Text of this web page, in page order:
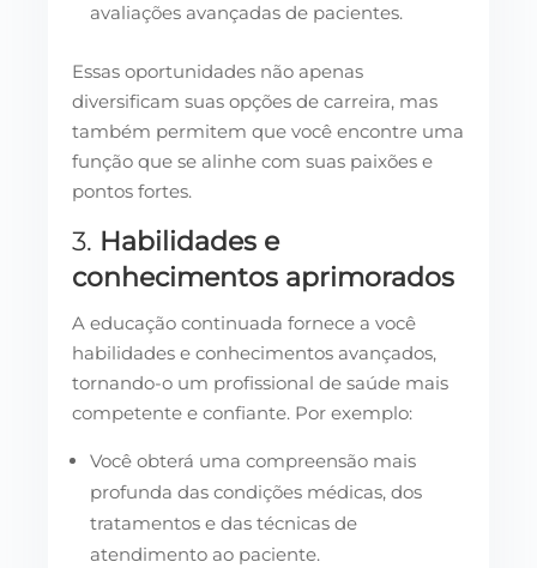
avaliações avançadas de pacientes.
Essas oportunidades não apenas
diversificam suas opções de carreira, mas
também permitem que você encontre uma
função que se alinhe com suas paixões e
pontos fortes.
3. Habilidades e
conhecimentos aprimorados
A educação continuada fornece a você
habilidades e conhecimentos avançados,
tornando-o um profissional de saúde mais
competente e confiante. Por exemplo:
Você obterá uma compreensão mais
profunda das condições médicas, dos
tratamentos e das técnicas de
atendimento ao paciente.